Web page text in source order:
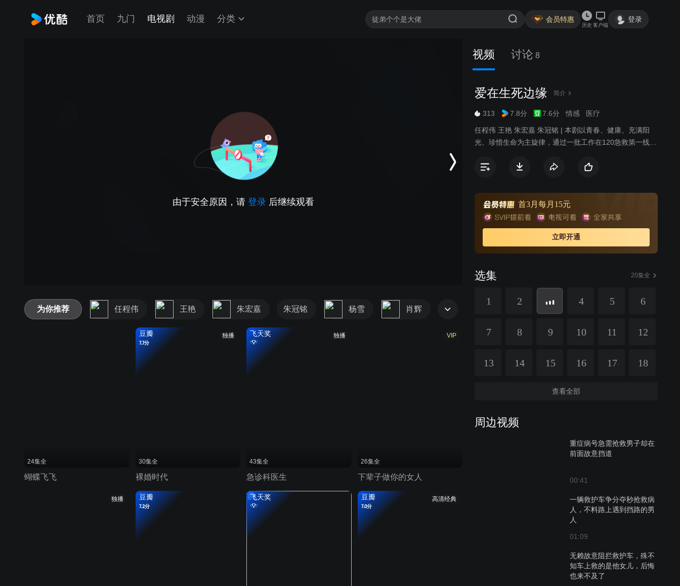
首页 九门 电视剧 动漫 分类 会员特惠
历史 客户端
登录
由于安全原因，请 登录 后继续观看
视频 讨论 8
爱在生死边缘 简介
313 7.8分 7.6分 情感 医疗
任程伟 王艳 朱宏嘉 朱冠铭 | 本剧以青春、健康、充满阳
光、珍惜生命为主旋律，通过一批工作在120急救第一线的
观。
首3月每月15元
立即开通
选集 20集全
1 2 4 5 6
7 8 9 10 11 12
13 14 15 16 17 18
查看全部
周边视频
重症病号急需抢救男子却在
前面故意挡道
00:41
一辆救护车争分夺秒抢救病
人，不料路上遇到挡路的男
人
01:09
无赖故意阻拦救护车，殊不
知车上救的是他女儿，后悔
也来不及了
为你推荐 任程伟 王艳 朱宏嘉 朱冠铭 杨雪 肖辉
24集全
蝴蝶飞飞
独播
豆瓣
7.7分
30集全
裸婚时代
独播
飞天奖
43集全
急诊科医生
VIP
26集全
下辈子做你的女人
独播 豆瓣
7.2分
飞天奖 高清经典
豆瓣
7.0分